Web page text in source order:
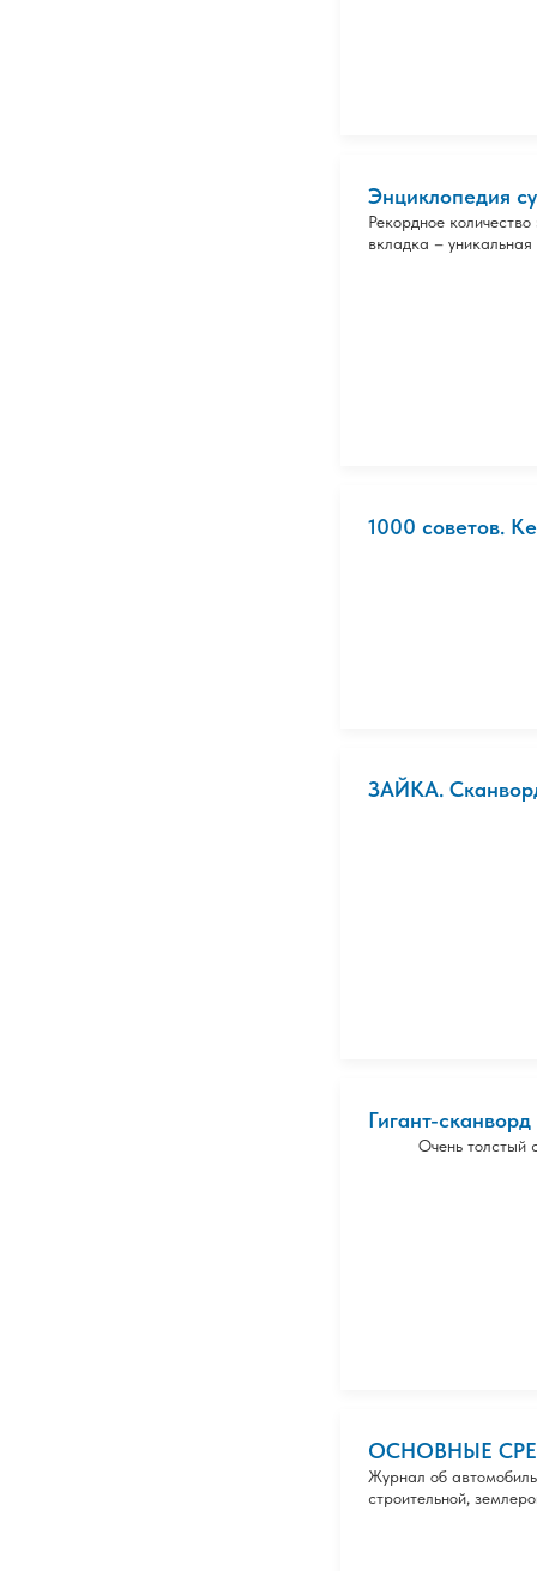
Энциклопедия
Рекордное
вкладка – уникальная
1000 советов.
ЗАЙКА.
Гигант-сканворд
Очень толстый
ОСНОВНЫЕ
Журнал об
строительной,